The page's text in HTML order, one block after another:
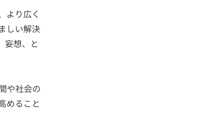
より広く
しい解決
妄想、と
や社会の
めること